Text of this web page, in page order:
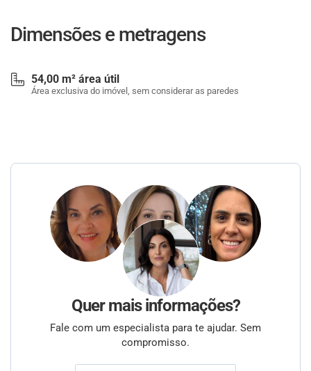
Dimensões e metragens
54,00 m² área útil
Área exclusiva do imóvel, sem considerar as paredes
Quer mais informações?
Fale com um especialista para te ajudar. Sem
compromisso.